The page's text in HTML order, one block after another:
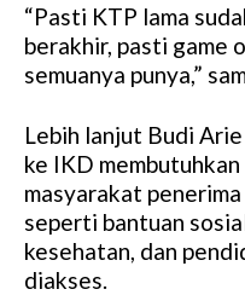
“Pasti KTP lama
berakhir, pasti game
semuanya punya,”
Lebih lanjut Budi
ke IKD
masyarakat
seperti bantuan
kesehatan, dan
diakses.